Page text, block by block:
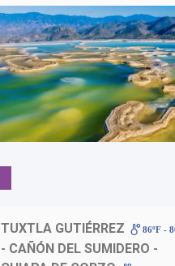
TUXTLA GUTIÉRREZ 86ºF -
- CAÑÓN DEL SUMIDERO -